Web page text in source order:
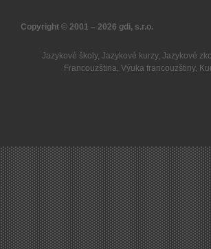
Copyright © 2001 – 2026 gdi, s.r.o.
Jazykové školy, Jazykové kurzy, Jazykové
Francouzština,Výuka francouzštiny,